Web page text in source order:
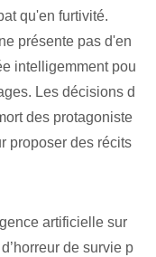
qu'en furtivité.
présente pas d'en
intelligemment pou
Les décisions d
des protagoniste
proposer des récits
artificielle sur
de survie p